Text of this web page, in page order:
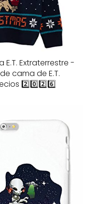
Extraterrestre -
cama de E.T.
2️⃣0️⃣2️⃣6️⃣